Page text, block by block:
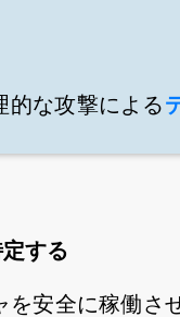
的な攻撃による
する
安全に稼働さ